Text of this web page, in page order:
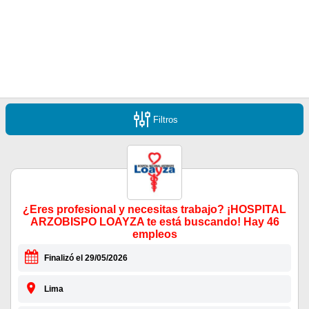
Filtros
¿Eres profesional y necesitas trabajo? ¡HOSPITAL
ARZOBISPO LOAYZA te está buscando! Hay 46
empleos
Finalizó el 29/05/2026
Lima